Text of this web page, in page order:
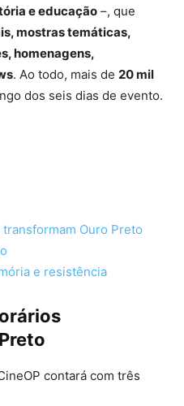
e educação –, que
mostras temáticas,
homenagens,
. Ao todo, mais de 20 mil
dos seis dias de evento.
Ouro Preto
e resistência
contará com três